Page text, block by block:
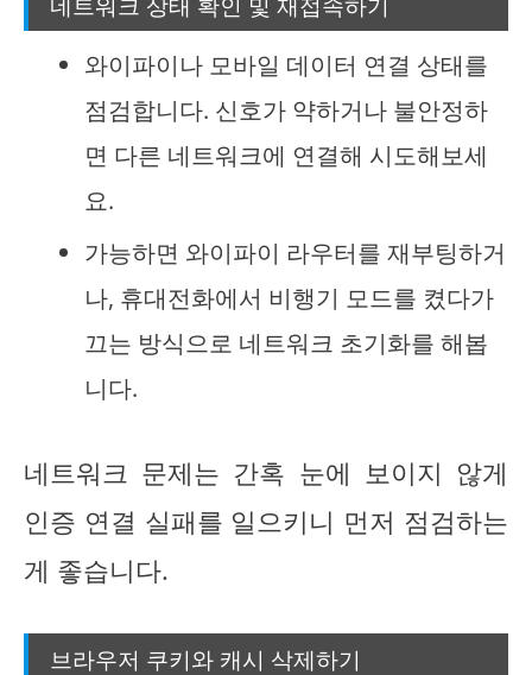
와이파이나 모바일 데이터 연결 상태를
점검합니다. 신호가 약하거나 불안정하
면 다른 네트워크에 연결해 시도해보세
요.
가능하면 와이파이 라우터를 재부팅하거
나, 휴대전화에서 비행기 모드를 켰다가
끄는 방식으로 네트워크 초기화를 해봅
니다.
네트워크 문제는 간혹 눈에 보이지 않게
인증 연결 실패를 일으키니 먼저 점검하는
게 좋습니다.
브라우저 쿠키와 캐시 삭제하기